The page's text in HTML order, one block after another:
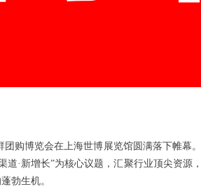
购博览会在上海世博展览馆圆满落下帷幕
·新增长”为核心议题，汇聚行业顶尖资源
勃生机。